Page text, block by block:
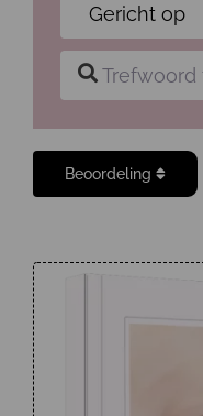
Trefwoord titel
Beoordeling